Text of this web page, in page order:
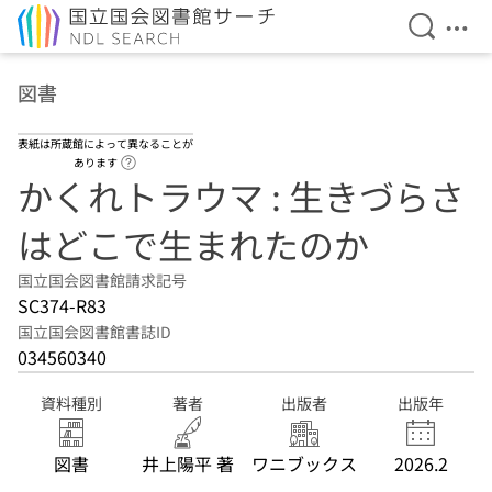
検索を
メ
図書
表紙は所蔵館によって異なることが
あります
かくれトラウマ : 生きづらさ
はどこで生まれたのか
国立国会図書館請求記号
SC374-R83
国立国会図書館書誌ID
034560340
資料種別
図書
著者
井上陽平 著
出版者
ワニブックス
出版年
2026.2